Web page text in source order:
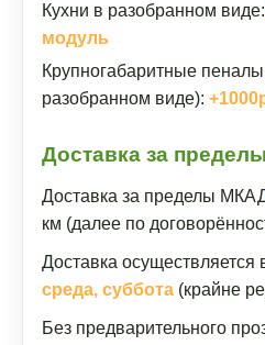
Кухни в разобранном виде:
модуль
Крупногабаритные пеналы
разобранном виде):
Доставка за
Доставка за пределы
км (далее по
Доставка
среда, суббота (крайне
Без предварительного